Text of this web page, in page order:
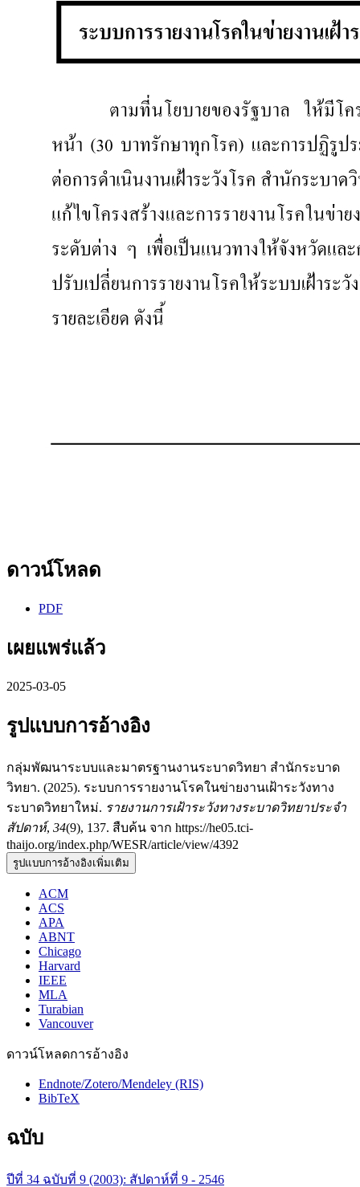
ดาวน์โหลด
PDF
เผยแพร่แล้ว
2025-03-05
รูปแบบการอ้างอิง
กลุ่มพัฒนาระบบและมาตรฐานงานระบาดวิทยา สำนักระบาด
วิทยา. (2025). ระบบการรายงานโรคในข่ายงานเฝ้าระวังทาง
ระบาดวิทยาใหม่. รายงานการเฝ้าระวังทางระบาดวิทยาประจำ
สัปดาห์, 34(9), 137. สืบค้น จาก https://he05.tci-
thaijo.org/index.php/WESR/article/view/4392
รูปแบบการอ้างอิงเพิ่มเติม
ACM
ACS
APA
ABNT
Chicago
Harvard
IEEE
MLA
Turabian
Vancouver
ดาวน์โหลดการอ้างอิง
Endnote/Zotero/Mendeley (RIS)
BibTeX
ฉบับ
ปีที่ 34 ฉบับที่ 9 (2003): สัปดาห์ที่ 9 - 2546